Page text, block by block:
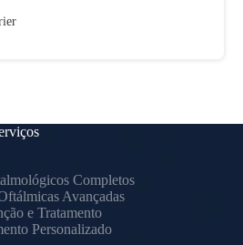
Completos
Avançadas
e Tratamento
Personalizado